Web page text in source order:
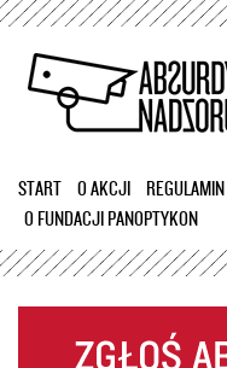
START O AKCJI REGULAMIN
O FUNDACJI PANOPTYKON